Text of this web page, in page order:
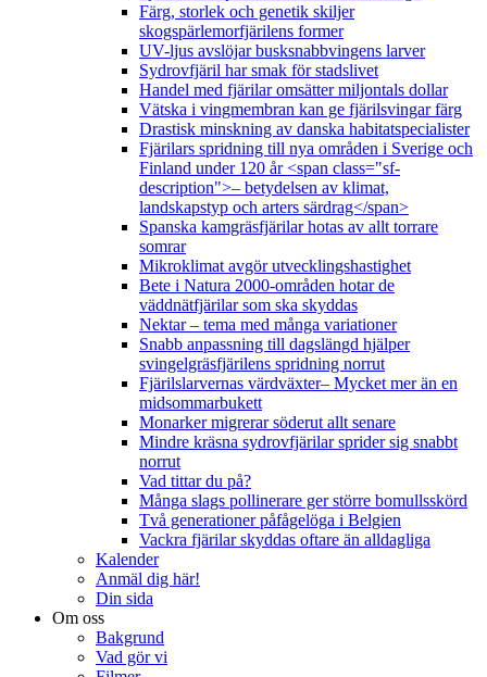
Färg, storlek och genetik skiljer
skogspärlemorfjärilens former
UV-ljus avslöjar busksnabbvingens larver
Sydrovfjäril har smak för stadslivet
Handel med fjärilar omsätter miljontals dollar
Vätska i vingmembran kan ge fjärilsvingar färg
Drastisk minskning av danska habitatspecialister
Fjärilars spridning till nya områden i Sverige och
Finland under 120 år <span class="sf-
description">– betydelsen av klimat,
landskapstyp och arters särdrag</span>
Spanska kamgräsfjärilar hotas av allt torrare
somrar
Mikroklimat avgör utvecklingshastighet
Bete i Natura 2000-områden hotar de
väddnätfjärilar som ska skyddas
Nektar – tema med många variationer
Snabb anpassning till dagslängd hjälper
svingelgräsfjärilens spridning norrut
Fjärilslarvernas värdväxter– Mycket mer än en
midsommarbukett
Monarker migrerar söderut allt senare
Mindre kräsna sydrovfjärilar sprider sig snabbt
norrut
Vad tittar du på?
Många slags pollinerare ger större bomullsskörd
Två generationer påfågelöga i Belgien
Vackra fjärilar skyddas oftare än alldagliga
Kalender
Anmäl dig här!
Din sida
Om oss
Bakgrund
Vad gör vi